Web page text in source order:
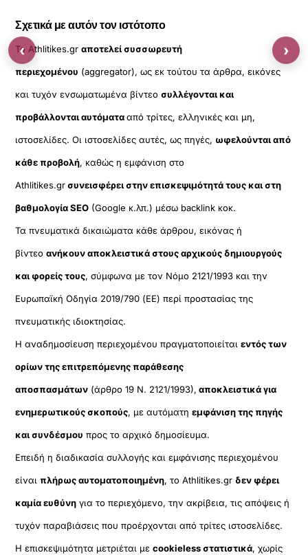
Σχετικά με αυτόν τον ιστότοπο
Το Athlitikes.grαποτελεί συσσωρευτή
περιεχομένου (aggregator), ως εκ τούτου τα άρθρα, εικόνες
και τυχόν ενσωματωμένα βίντεοσυλλέγονται και
προβάλλονται αυτόματααπό τρίτες, ελληνικές και μη,
ιστοσελίδες. Οι ιστοσελίδες αυτές, ως πηγές, ωφελούνται από
κάθε προβολή, καθώς η εμφάνιση στο
Athlitikes.grσυνεισφέρει στην επισκεψιμότητά τους και στη
βαθμολογία SEO (Google κ.λπ.) μέσω backlink κοκ.
Τα πνευματικά δικαιώματα κάθε άρθρου, εικόνας ή
βίντεοανήκουν αποκλειστικά στους αρχικούς δημιουργούς
και φορείς τους, σύμφωνα με τον Νόμο 2121/1993 και την
Ευρωπαϊκή Οδηγία 2019/790 (ΕΕ) περί προστασίας της
πνευματικής ιδιοκτησίας.
Η αναδημοσίευση περιεχομένου πραγματοποιείταιεντός των
ορίων της επιτρεπόμενης παράθεσης
αποσπασμάτων (άρθρο 19 Ν. 2121/1993), αποκλειστικά για
ενημερωτικούς σκοπούς, με αυτόματηεμφάνιση της πηγής
και συνδέσμου προς το αρχικό δημοσίευμα.
Επειδή η διαδικασία συλλογής και εμφάνισης περιεχομένου
είναιπλήρως αυτοματοποιημένη, το Athlitikes.gr δεν φέρει
καμία ευθύνη για το περιεχόμενο, την ακρίβεια, τις απόψεις ή
τυχόν παραβιάσεις που προέρχονται από τρίτες ιστοσελίδες.
Η επισκεψιμότητα μετριέται μεcookieless στατιστικά, χωρίς
‹ ›